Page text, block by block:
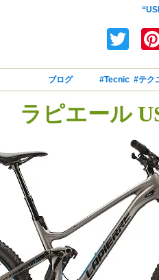
ブログ タグ#Tecnic ,#テク
ラピエール